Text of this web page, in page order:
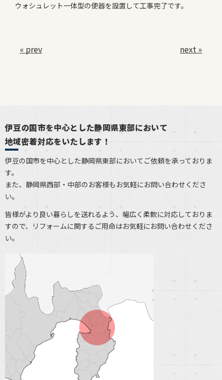
ウォシュレット一体型の便器を設置して工事完了です。
« prev next »
伊豆の国市を中心とした静岡県東部において
地域密着対応をいたします！
伊豆の国市を中心とした静岡県東部においてご依頼を承っておりま
す。
また、静岡県西部・中部のお客様もお気軽にお問い合わせくださ
い。
皆様がより良い暮らしを送れるよう、幅広く柔軟に対応しておりま
すので、リフォームに関するご用命はお気軽にお問い合わせくださ
い。